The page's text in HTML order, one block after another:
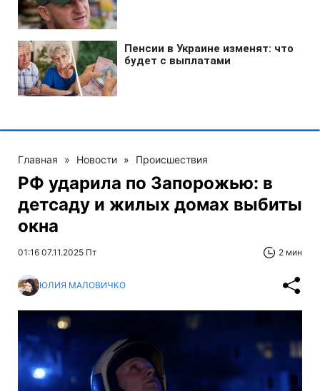
Главная » Новости » Происшествия
РФ ударила по Запорожью: в
детсаду и жилых домах выбиты
окна
01:16 07.11.2025 Пт 2 мин
ЮЛИЯ МАЛОВИЧКО